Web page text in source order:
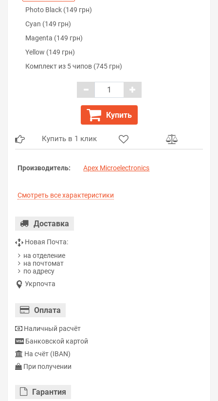
Photo Black (149 грн)
Cyan (149 грн)
Magenta (149 грн)
Yellow (149 грн)
Комплект из 5 чипов (745 грн)
Купить
Купить в 1 клик
Производитель: Apex Microelectronics
Смотреть все характеристики
Доставка
Новая Почта:
на отделение
на почтомат
по адресу
Укрпочта
Оплата
Наличный расчёт
Банковской картой
На счёт (IBAN)
При получении
Гарантия